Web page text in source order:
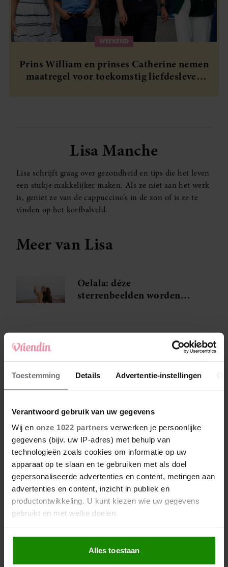
Toestemming Details Advertentie-instellingen
Verantwoord gebruik van uw gegevens
Wij en onze 1022 partners verwerken je persoonlijke
gegevens (bijv. uw IP-adres) met behulp van
technologieën zoals cookies om informatie op uw
apparaat op te slaan en te gebruiken met als doel
gepersonaliseerde advertenties en content, metingen aan
advertenties en content, inzicht in publiek en
productontwikkeling. U kunt kiezen wie uw gegevens
gebruikt en met welke doelen.
Als u het toestaat, willen we ook graag:
Informatie verzamelen over uw geografische
locatie, die tot een paar meter nauwkeurig kan zijn
Alles toestaan
WEEKEND
Prins William en prinses Catherine nemen
maatregel voor toekomstig liefdesleven
Lisa Manche
Lisa schrijft graag over gezondheid en tips die het leven
een stukje makkelijker maken. Als ze niet aan het werk
is, geniet ze van de cappuccino’s in de zon of is ze te
vinden op het korfbalveld.
Meer van Lisa
Oelala: déze
sterrenbeelden worden
Voor deze sterrenbeelden
wordt juli een fantastische
maand
lichaam als je regelmatig
plankt